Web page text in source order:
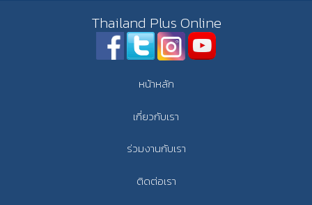
Thailand Plus Online
หน้าหลัก
เกี่ยวกับเรา
ร่วมงานกับเรา
ติดต่อเรา